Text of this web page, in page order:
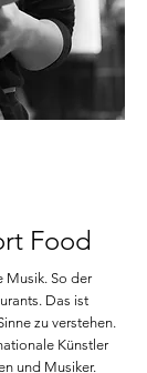
Food
Musik. So der
Das ist
zu verstehen.
Künstler
und Musiker.